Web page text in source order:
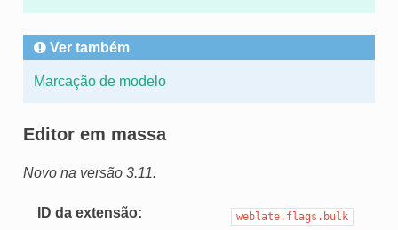
Ver também
Marcação de modelo
Editor em massa
Novo na versão 3.11.
ID da extensão weblate.flags.bulk